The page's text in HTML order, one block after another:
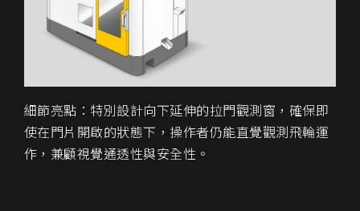
細節亮點 ：特別設計向下延伸的拉門觀測窗 ，確保即
使在門片開啟的狀態下，操作者仍能直覺觀測飛輪運
作，兼顧視覺通透性與安全性。